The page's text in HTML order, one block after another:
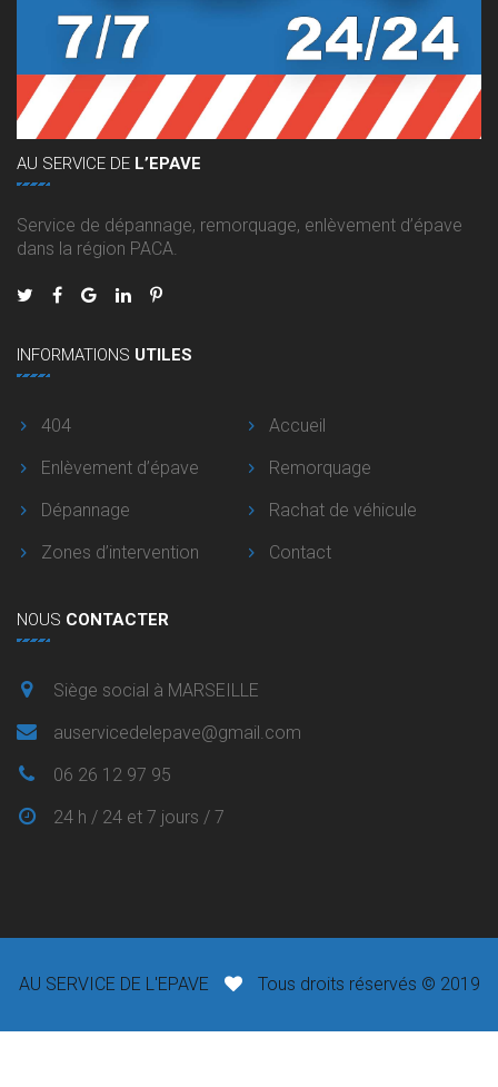
AU SERVICE DE L’EPAVE
Service de dépannage, remorquage, enlèvement d’épave
dans la région PACA.
INFORMATIONS UTILES
404
Accueil
Enlèvement d’épave
Remorquage
Dépannage
Rachat de véhicule
Zones d’intervention
Contact
NOUS CONTACTER
Siège social à MARSEILLE
auservicedelepave@gmail.com
06 26 12 97 95
24 h / 24 et 7 jours / 7
AU SERVICE DE L'EPAVE Tous droits réservés © 2019